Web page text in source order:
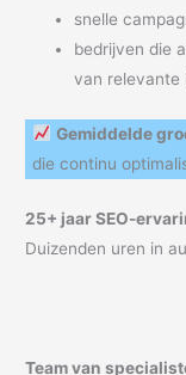
snelle
bedrijven die
van relevante
Gemiddelde
die continu
25+ jaar SEO-
Duizenden uren in
Team van